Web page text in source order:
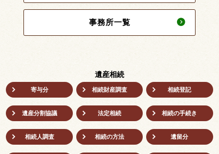
事務所一覧
遺産相続
寄与分 相続財産調査 相続登記
遺産分割協議 法定相続 相続の⼿続き
相続人調査 相続の方法 遺留分